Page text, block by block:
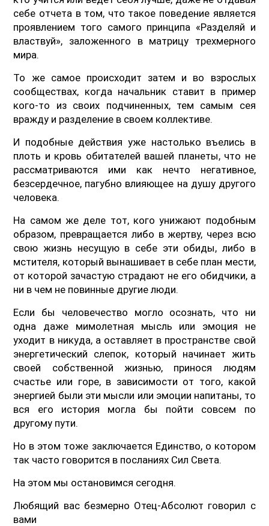
себе отчета в том, что такое поведение является
проявлением того самого принципа «Разделяй и
властвуй», заложенного в матрицу трехмерного
мира.
То же самое происходит затем и во взрослых
сообществах, когда начальник ставит в пример
кого-то из своих подчиненных, тем самым сея
вражду и разделение в своем коллективе.
И подобные действия уже настолько въелись в
плоть и кровь обитателей вашей планеты, что не
рассматриваются ими как нечто негативное,
безсердечное, пагубно влияющее на душу другого
человека.
На самом же деле тот, кого унижают подобным
образом, превращается либо в жертву, через всю
свою жизнь несущую в себе эти обиды, либо в
мстителя, который вынашивает в себе план мести,
от которой зачастую страдают не его обидчики, а
ни в чем не повинные другие люди.
Если бы человечество могло осознать, что ни
одна даже мимолетная мысль или эмоция не
уходит в никуда, а оставляет в пространстве свой
энергетический слепок, который начинает жить
своей собственной жизнью, принося людям
счастье или горе, в зависимости от того, какой
энергией были эти мысли или эмоции напитаны, то
вся его история могла бы пойти совсем по
другому пути.
Но в этом тоже заключается Единство, о котором
так часто говорится в посланиях Сил Света.
На этом мы остановимся сегодня.
Любящий вас безмерно Отец-Абсолют говорил с
вами